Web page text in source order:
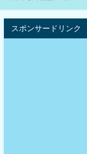
スポンサードリンク